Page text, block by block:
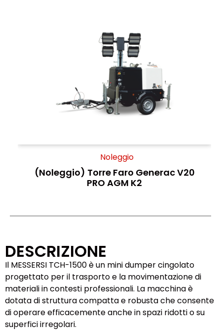
Noleggio
(Noleggio) Torre Faro Generac V20
PRO AGM K2
DESCRIZIONE
Il MESSERSI TCH-1500 è un mini dumper cingolato
progettato per il trasporto e la movimentazione di
materiali in contesti professionali. La macchina è
dotata di struttura compatta e robusta che consente
di operare efficacemente anche in spazi ridotti o su
superfici irregolari.